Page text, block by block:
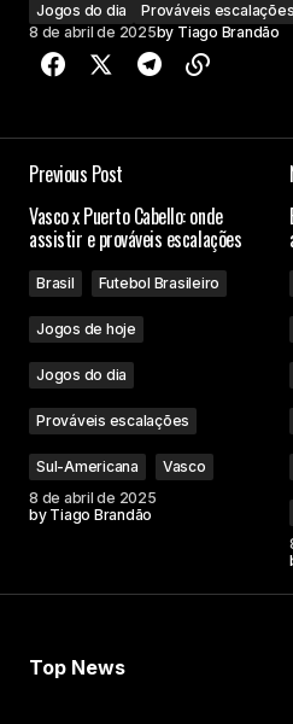
Jogos do dia
Prováveis escalações
8 de abril de 2025by Tiago Brandão
Previous Post
Vasco x Puerto Cabello: onde
assistir e prováveis escalações
Brasil Futebol Brasileiro
Jogos de hoje
Jogos do dia
Prováveis escalações
Sul-Americana
Vasco
8 de abril de 2025
by Tiago Brandão
Top News